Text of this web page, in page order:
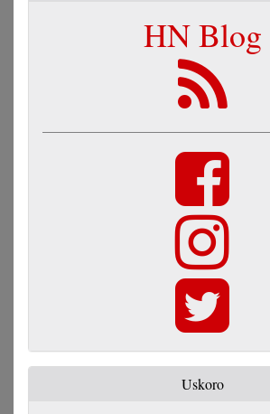
HN Blog
Uskoro